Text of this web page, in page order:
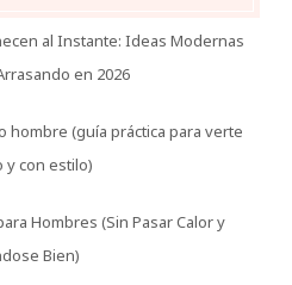
al Instante: Ideas Modernas
en 2026
hombre (guía práctica para verte
y con estilo)
Hombres (Sin Pasar Calor y
Bien)